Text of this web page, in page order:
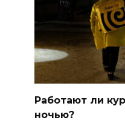
Работают ли
ночью?